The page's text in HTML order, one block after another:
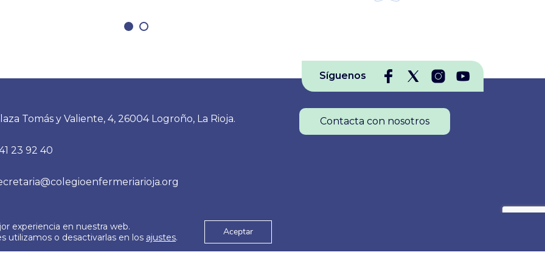
Síguenos
Tomás y Valiente, 4, 26004 Logroño, La Rioja.
23 92 40
Contacta con nosotros
© 2026
Aviso Legal
experiencia en nuestra web.
utilizamos o desactivarlas en los ajustes. Aceptar